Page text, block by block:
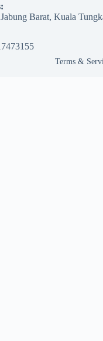
Barat, Kuala
Terms &